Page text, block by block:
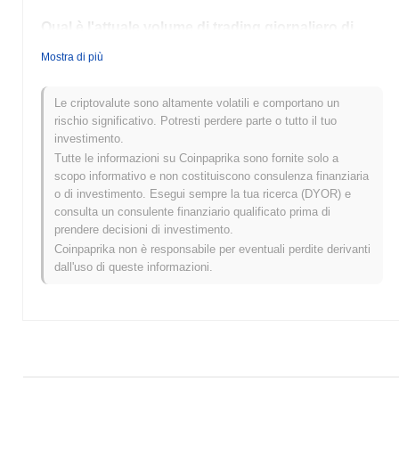
Qual è l'attuale volume di trading giornaliero di
attesta a
Qual è lo storico della fascia di prezzo di
Direwolftoken.com?
Massimo Storico (ATH): 11435
Minimo Storico (ATL):$0.00
Direwolftoken.com è attualmente scambiato
del suo ATH .
Come si sta comportando Direwolftoken.com
Mostra di più
Le criptovalute sono altamente volatili e comportano un
rischio significativo. Potresti perdere parte o tutto il tuo
investimento.
Tutte le informazioni su Coinpaprika sono fornite solo a
scopo informativo e non costituiscono consulenza finanziaria
o di investimento. Esegui sempre la tua ricerca (DYOR) e
consulta un consulente finanziario qualificato prima di
prendere decisioni di investimento.
Coinpaprika non è responsabile per eventuali perdite derivanti
dall'uso di queste informazioni.